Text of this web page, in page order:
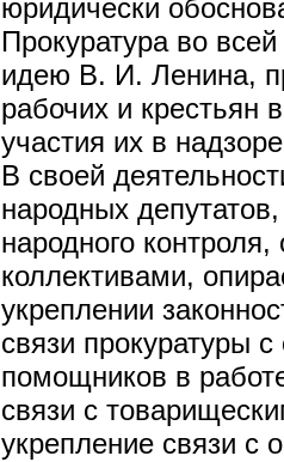
юридически
Прокуратура во
идею В. И. Ленина,
рабочих и крестьян
участия их в
В своей
народных
народного
коллективами,
укреплении
связи прокуратуры
помощников в
связи с
укрепление связи с